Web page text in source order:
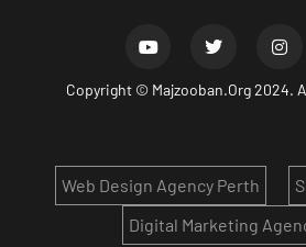
Copyright © Majzooban.Org2024.
Web Design Agency Perth
Digital Marketing